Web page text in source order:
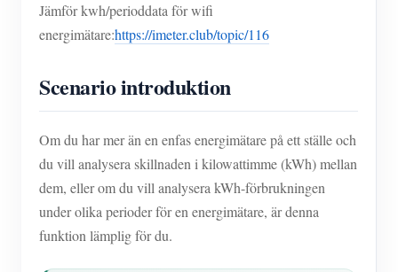
Jämför kwh/perioddata för wifi
energimätare:https://imeter.club/topic/116
Scenario introduktion
Om du har mer än en enfas energimätare på ett ställe och
du vill analysera skillnaden i kilowattimme (kWh) mellan
dem, eller om du vill analysera kWh-förbrukningen
under olika perioder för en energimätare, är denna
funktion lämplig för du.